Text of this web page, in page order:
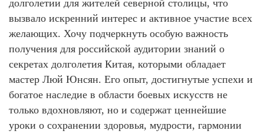
долголетии для жителей северной столицы, что
вызвало искренний интерес и активное участие всех
желающих. Хочу подчеркнуть особую важность
получения для российской аудитории знаний о
секретах долголетия Китая, которыми обладает
мастер Люй Юнсян. Его опыт, достигнутые успехи и
богатое наследие в области боевых искусств не
только вдохновляют, но и содержат ценнейшие
уроки о сохранении здоровья, мудрости, гармонии